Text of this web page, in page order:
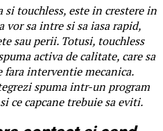
touchless, este in crestere in
sa intre si sa iasa rapid,
sau perii. Totusi, touchless
activa de calitate, care sa
fara interventie mecanica.
spuma intr-un program
ce capcane trebuie sa eviti.